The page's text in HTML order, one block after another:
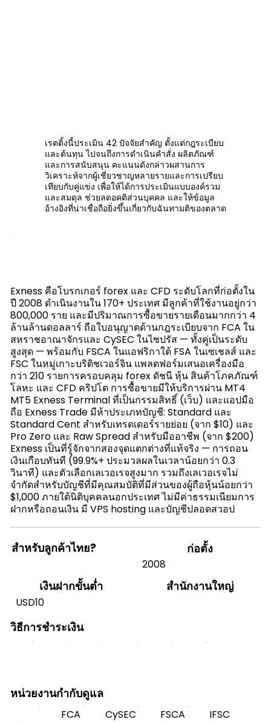
เรตติ้งนี้ประเมิน 42 ปัจจัยสำคัญ ตั้งแต่กฎระเบียบ
และต้นทุน ไปจนถึงการดำเนินคำสั่ง ผลิตภัณฑ์
และการสนับสนุน คะแนนดังกล่าวผสานการ
วิเคราะห์จากผู้เชี่ยวชาญหลายรายและการเปรียบ
เทียบกับคู่แข่ง เพื่อให้ได้การประเมินแบบองค์รวม
และสมดุล ช่วยลดอคติส่วนบุคคล และให้ข้อมูล
อ้างอิงที่น่าเชื่อถือยิ่งขึ้นเกี่ยวกับฉันทามติของตลาด
Exness คือโบรกเกอร์ forex และ CFD ระดับโลกที่ก่อตั้งใน
ปี 2008 ดำเนินงานใน 170+ ประเทศ มีลูกค้าที่ใช้งานอยู่กว่า
800,000 ราย และมีปริมาณการซื้อขายรายเดือนมากกว่า 4
ล้านล้านดอลลาร์ ถือใบอนุญาตด้านกฎระเบียบจาก FCA ใน
สหราชอาณาจักรและ CySEC ในไซปรัส — ทั้งคู่เป็นระดับ
สูงสุด — พร้อมกับ FSCA ในแอฟริกาใต้ FSA ในเซเชลส์ และ
FSC ในหมู่เกาะบริติชเวอร์จิน แพลตฟอร์มเสนอเครื่องมือ
กว่า 210 รายการครอบคลุม forex ดัชนี หุ้น สินค้าโภคภัณฑ์
โลหะ และ CFD คริปโต การซื้อขายมีให้บริการผ่าน MT4
MT5 Exness Terminal ที่เป็นกรรมสิทธิ์ (เว็บ) และแอปมือ
ถือ Exness Trade มีห้าประเภทบัญชี: Standard และ
Standard Cent สำหรับเทรดเดอร์รายย่อย (จาก $10) และ
Pro Zero และ Raw Spread สำหรับมืออาชีพ (จาก $200)
Exness เป็นที่รู้จักจากสองจุดแตกต่างที่แท้จริง — การถอน
เงินเกือบทันที (99.9%+ ประมวลผลในเวลาน้อยกว่า 0.3
วินาที) และตัวเลือกเลเวอเรจสูงมาก รวมถึงเลเวอเรจไม่
จำกัดสำหรับบัญชีที่มีคุณสมบัติที่มีส่วนของผู้ถือหุ้นน้อยกว่า
$1,000 ภายใต้นิติบุคคลนอกประเทศ ไม่มีค่าธรรมเนียมการ
ฝากหรือถอนเงิน มี VPS hosting และบัญชีปลอดสวอป
สำหรับลูกค้าไทย? ก่อตั้ง
2008
เงินฝากขั้นต่ำ
USD10
สำนักงานใหญ่
วิธีการชำระเงิน
หน่วยงานกำกับดูแล
FCA CySEC FSCA
IFSC